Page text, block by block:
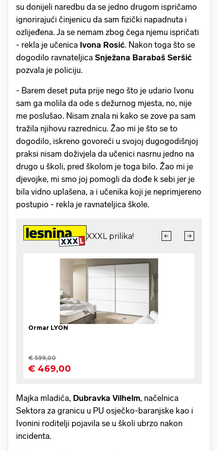
su donijeli naredbu da se jedno drugom ispričamo
ignorirajući činjenicu da sam fizički napadnuta i
ozlijeđena. Ja se nemam zbog čega njemu ispričati
- rekla je učenica Ivona Rosić. Nakon toga što se
dogodilo ravnateljica Snježana Barabaš Seršić
pozvala je policiju.
- Barem deset puta prije nego što je udario Ivonu
sam ga molila da ode s dežurnog mjesta, no, nije
me poslušao. Nisam znala ni kako se zove pa sam
tražila njihovu razrednicu. Žao mi je što se to
dogodilo, iskreno govoreći u svojoj dugogodišnjoj
praksi nisam doživjela da učenici nasrnu jedno na
drugo u školi, pred školom je toga bilo. Žao mi je
djevojke, mi smo joj pomogli da dođe k sebi jer je
bila vidno uplašena, a i učenika koji je neprimjereno
postupio - rekla je ravnateljica škole.
Majka mladića, Dubravka Vilhelm, načelnica
Sektora za granicu u PU osječko-baranjske kao i
Ivonini roditelji pojavila se u školi ubrzo nakon
incidenta.